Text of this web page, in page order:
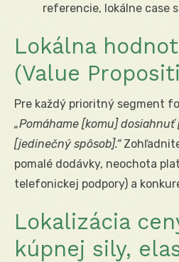
referencie, lokálne case
Lokálna
(Value
Pre každý prioritný segment
„Pomáhame [komu]
[jedinečný spôsob].“
pomalé dodávky, neochota
telefonickej podpory) a
Lokalizácia
kúpnej sily,